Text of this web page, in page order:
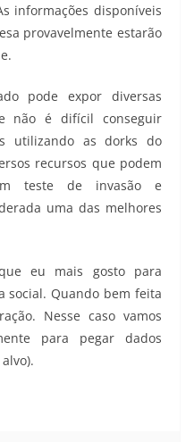
informações disponíveis
provavelmente estarão
pode expor diversas
não é difícil conseguir
utilizando as dorks do
recursos que podem
teste de invasão e
uma das melhores
eu mais gosto para
social. Quando bem feita
Nesse caso vamos
para pegar dados